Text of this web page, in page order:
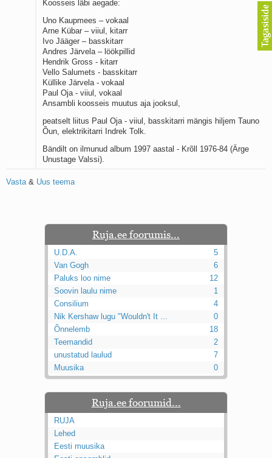
Nii vaikseks kõik on jäänud
Mis saab sellest loomusevalust
Ei mullast
Avanemine
Üleminek
Laul teost
Põhi, lõuna, ida, lääs
Omaette
Perekondlik
Kassimäng
Läänemere lained
Valgusemaastikud
Koosseis läbi aegade:
Uno Kaupmees – vokaal
Arne Kübar – viiul, kitarr
Ivo Jääger – basskitarr
Andres Järvela – löökpillid
Hendrik Gross - kitarr
Vello Salumets - basskitarr
Küllike Järvela - vokaal
Paul Oja - viiul, vokaal
Ansambli koosseis muutus aja jooksul,
peatselt liitus Paul Oja - viiul, basskitarri mängis hiljem Tauno
Õun, elektrikitarri Indrek Tolk.
Bändilt on ilmunud album 1997 aastal - Krõll 1976-84 (Ärge
Unustage Valssi).
Vasta& Uus teema
Ruja.ee foorumis...
U.D.A.
5
Van Gogh
6
Paluks loo nime
12
Soovin laulu nime
1
Consilium
4
Nik Kershaw lugu "Wouldn't It ...
0
Õnnelemb
18
Teemandid
2
unustatud laulud
7
Muusika
0
Ruja.ee foorumid...
RUJA
Lehed
Eesti muusika